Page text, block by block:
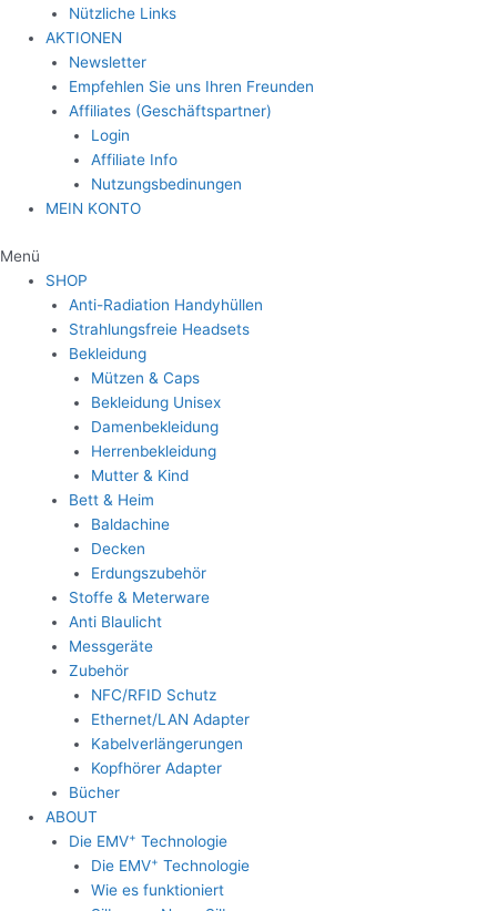
Nützliche Links
AKTIONEN
Newsletter
Empfehlen Sie uns Ihren Freunden
Affiliates (Geschäftspartner)
Login
Affiliate Info
Nutzungsbedinungen
MEIN KONTO
Menü
SHOP
Anti-Radiation Handyhüllen
Strahlungsfreie Headsets
Bekleidung
Mützen & Caps
Bekleidung Unisex
Damenbekleidung
Herrenbekleidung
Mutter & Kind
Bett & Heim
Baldachine
Decken
Erdungszubehör
Stoffe & Meterware
Anti Blaulicht
Messgeräte
Zubehör
NFC/RFID Schutz
Ethernet/LAN Adapter
Kabelverlängerungen
Kopfhörer Adapter
Bücher
ABOUT
Die EMV+ Technologie
Die EMV+ Technologie
Wie es funktioniert